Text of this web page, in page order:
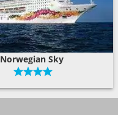
Norwegian Sky